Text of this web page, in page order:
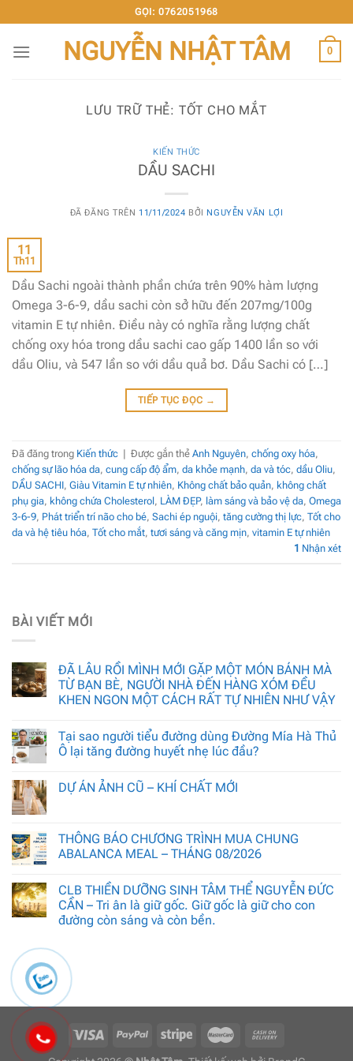
đến
nội
GỌI: 0762051968
NGUYỄN NHẬT TÂM 0
LƯU TRỮ THẺ: TỐT CHO MẮT
KIẾN THỨC
DẦU SACHI
ĐÃ ĐĂNG TRÊN 11/11/2024 BỞI NGUYỄN VĂN LỢI
11
Th11
Dầu Sachi ngoài thành phần chứa trên 90% hàm lượng
Omega 3-6-9, dầu sachi còn sở hữu đến 207mg/100g
vitamin E tự nhiên. Điều này có nghĩa rằng lượng chất
chống oxy hóa trong dầu sachi cao gấp 1400 lần so với
dầu Oliu, và 547 lần so với dầu quả bơ. Dầu Sachi có […]
TIẾP TỤC ĐỌC →
Đã đăng trong Kiến thức Được gắn thẻ Anh Nguyên, chống oxy hóa,
chống sự lão hóa da, cung cấp độ ẩm, da khỏe mạnh, da và tóc, dầu Oliu,
DẦU SACHI, Giàu Vitamin E tự nhiên, Không chất bảo quản, không chất
phụ gia, không chứa Cholesterol, LÀM ĐẸP, làm sáng và bảo vệ da, Omega
3-6-9, Phát triển trí não cho bé, Sachi ép nguội, tăng cường thị lực, Tốt cho
da và hệ tiêu hóa, Tốt cho mắt, tươi sáng và căng mịn, vitamin E tự nhiên
1 Nhận xét
BÀI VIẾT MỚI
ĐÃ LÂU RỒI MÌNH MỚI GẶP MỘT MÓN BÁNH MÀ
TỪ BẠN BÈ, NGƯỜI NHÀ ĐẾN HÀNG XÓM ĐỀU
KHEN NGON MỘT CÁCH RẤT TỰ NHIÊN NHƯ VẬY
Tại sao người tiểu đường dùng Đường Mía Hà Thủ
Ô lại tăng đường huyết nhẹ lúc đầu?
DỰ ÁN ẢNH CŨ – KHÍ CHẤT MỚI
THÔNG BÁO CHƯƠNG TRÌNH MUA CHUNG
ABALANCA MEAL – THÁNG 08/2026
CLB THIỀN DƯỠNG SINH TÂM THỂ NGUYỄN ĐỨC
CẦN – Tri ân là giữ gốc. Giữ gốc là giữ cho con
đường còn sáng và còn bền.